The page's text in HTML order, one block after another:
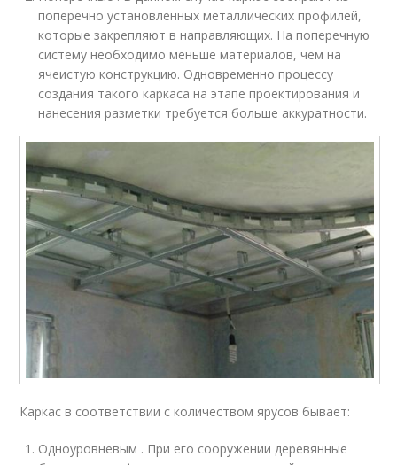
поперечно установленных металлических профилей,
которые закрепляют в направляющих. На поперечную
систему необходимо меньше материалов, чем на
ячеистую конструкцию. Одновременно процессу
создания такого каркаса на этапе проектирования и
нанесения разметки требуется больше аккуратности.
Каркас в соответствии с количеством ярусов бывает:
Одноуровневым . При его сооружении деревянные